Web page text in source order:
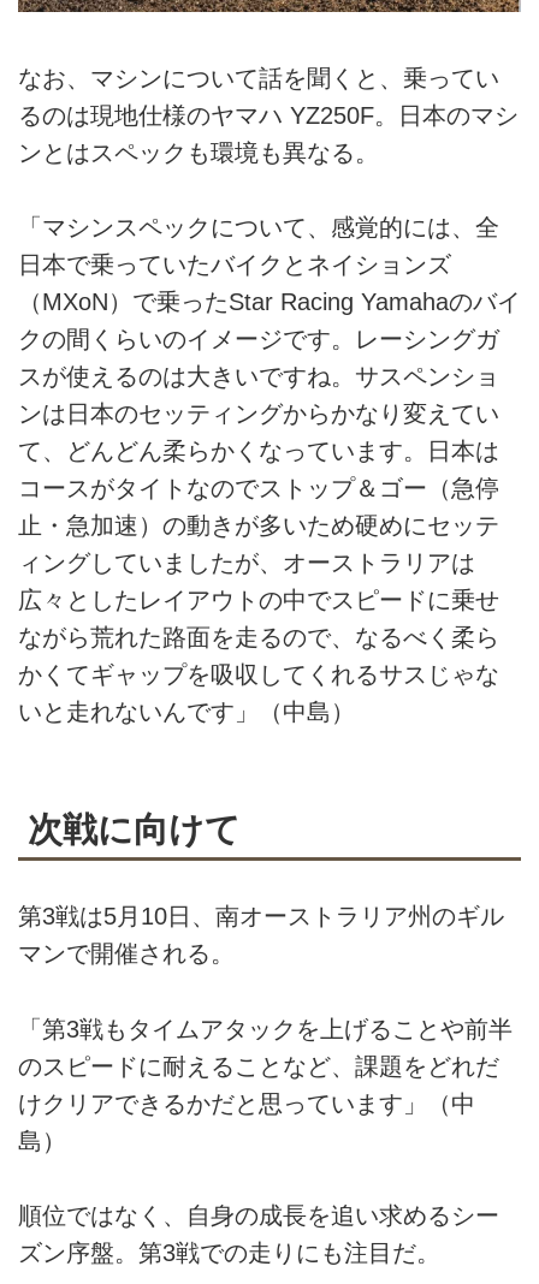
なお、マシンについて話を聞くと、乗ってい
るのは現地仕様のヤマハ YZ250F。日本のマシ
ンとはスペックも環境も異なる。
「マシンスペックについて、感覚的には、全
日本で乗っていたバイクとネイションズ
（MXoN）で乗ったStar Racing Yamahaのバイ
クの間くらいのイメージです。レーシングガ
スが使えるのは大きいですね。サスペンショ
ンは日本のセッティングからかなり変えてい
て、どんどん柔らかくなっています。日本は
コースがタイトなのでストップ＆ゴー（急停
止・急加速）の動きが多いため硬めにセッテ
ィングしていましたが、オーストラリアは
広々としたレイアウトの中でスピードに乗せ
ながら荒れた路面を走るので、なるべく柔ら
かくてギャップを吸収してくれるサスじゃな
いと走れないんです」（中島）
次戦に向けて
第3戦は5月10日、南オーストラリア州のギル
マンで開催される。
「第3戦もタイムアタックを上げることや前半
のスピードに耐えることなど、課題をどれだ
けクリアできるかだと思っています」（中
島）
順位ではなく、自身の成長を追い求めるシー
ズン序盤。第3戦での走りにも注目だ。